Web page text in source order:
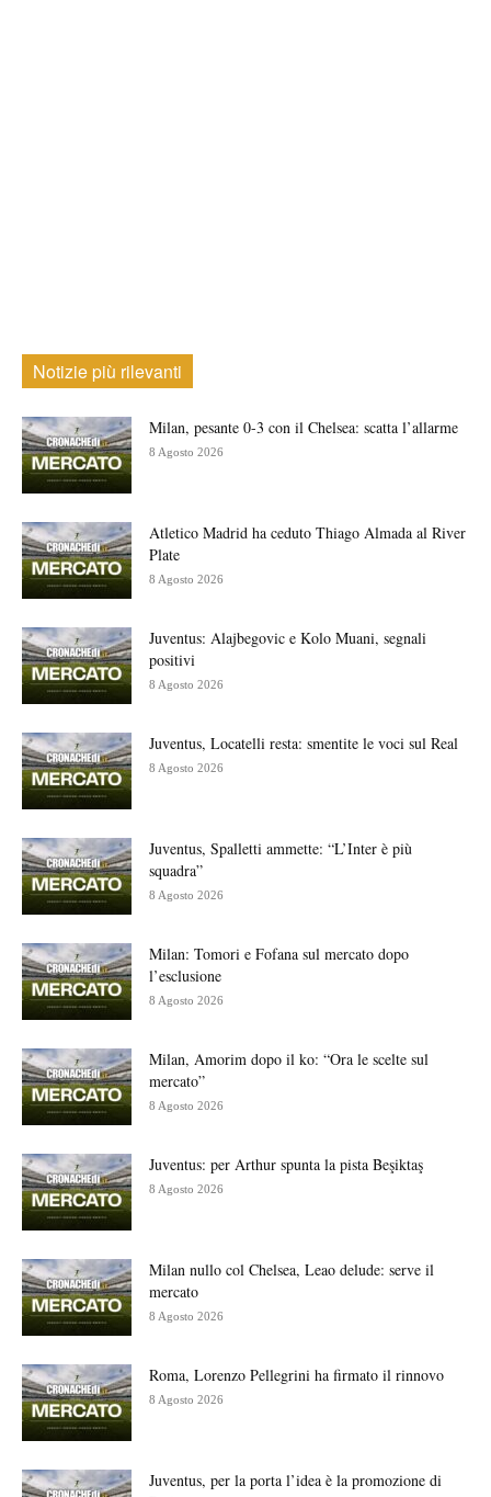
Notizie più rilevanti
Milan, pesante 0-3 con il Chelsea: scatta l’allarme
8 Agosto 2026
Atletico Madrid ha ceduto Thiago Almada al River
Plate
8 Agosto 2026
Juventus: Alajbegovic e Kolo Muani, segnali
positivi
8 Agosto 2026
Juventus, Locatelli resta: smentite le voci sul Real
8 Agosto 2026
Juventus, Spalletti ammette: “L’Inter è più
squadra”
8 Agosto 2026
Milan: Tomori e Fofana sul mercato dopo
l’esclusione
8 Agosto 2026
Milan, Amorim dopo il ko: “Ora le scelte sul
mercato”
8 Agosto 2026
Juventus: per Arthur spunta la pista Beşiktaş
8 Agosto 2026
Milan nullo col Chelsea, Leao delude: serve il
mercato
8 Agosto 2026
Roma, Lorenzo Pellegrini ha firmato il rinnovo
8 Agosto 2026
Juventus, per la porta l’idea è la promozione di